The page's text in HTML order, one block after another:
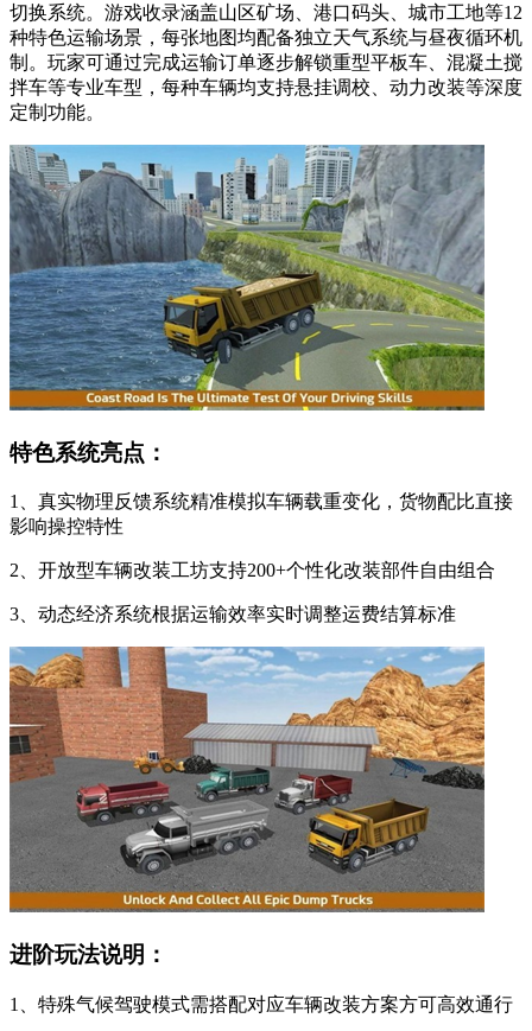
切换系统。游戏收录涵盖山区矿场、港口码头、城市工地等12
种特色运输场景，每张地图均配备独立天气系统与昼夜循环机
制。玩家可通过完成运输订单逐步解锁重型平板车、混凝土搅
拌车等专业车型，每种车辆均支持悬挂调校、动力改装等深度
定制功能。
特色系统亮点：
1、真实物理反馈系统精准模拟车辆载重变化，货物配比直接
影响操控特性
2、开放型车辆改装工坊支持200+个性化改装部件自由组合
3、动态经济系统根据运输效率实时调整运费结算标准
进阶玩法说明：
1、特殊气候驾驶模式需搭配对应车辆改装方案方可高效通行